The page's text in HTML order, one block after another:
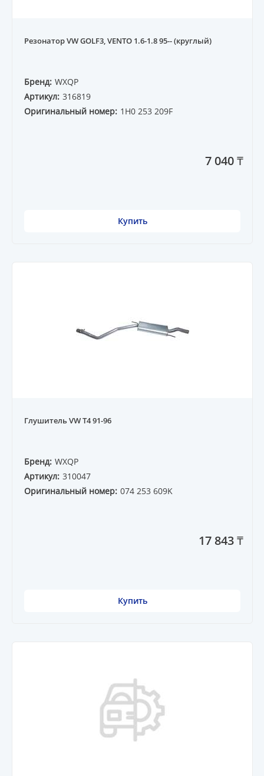
Резонатор VW GOLF3, VENTO 1.6-1.8 95-- (круглый)
Бренд: WXQP
Артикул: 316819
Оригинальный номер: 1H0 253 209F
7 040 ₸
Купить
Глушитель VW T4 91-96
Бренд: WXQP
Артикул: 310047
Оригинальный номер: 074 253 609K
17 843 ₸
Купить